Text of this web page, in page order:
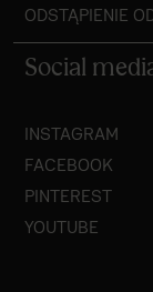
ODSTĄPIENIE
Social
INSTAGRAM
FACEBOOK
PINTEREST
YOUTUBE